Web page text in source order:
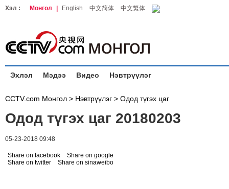
Хэл : Монгол English 中文简体 中文繁体
Эхлэл Мэдээ Видео Нэвтрүүлэг
CCTV.com Монгол > Нэвтрүүлэг > Одод түгэх цаг
Одод түгэх цаг 20180203
05-23-2018 09:48
Share on facebook
Share on google
Share on twitter
Share on sinaweibo